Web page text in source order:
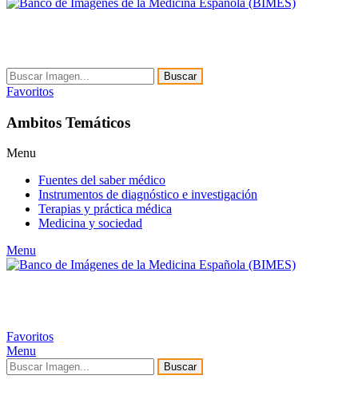
Buscar
Favoritos
Ambitos Temáticos
Menu
Fuentes del saber médico
Instrumentos de diagnóstico e investigación
Terapias y práctica médica
Medicina y sociedad
Menu
Favoritos
Menu
Buscar